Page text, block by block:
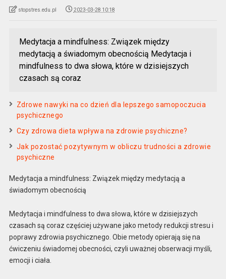
stopstres.edu.pl 2023-03-28 10:18
Medytacja a mindfulness: Związek między
medytacją a świadomym obecnością Medytacja i
mindfulness to dwa słowa, które w dzisiejszych
czasach są coraz
Zdrowe nawyki na co dzień dla lepszego samopoczucia
psychicznego
Czy zdrowa dieta wpływa na zdrowie psychiczne?
Jak pozostać pozytywnym w obliczu trudności a zdrowie
psychiczne
Medytacja a mindfulness: Związek między medytacją a
świadomym obecnością
Medytacja i mindfulness to dwa słowa, które w dzisiejszych
czasach są coraz częściej używane jako metody redukcji stresu i
poprawy zdrowia psychicznego. Obie metody opierają się na
ćwiczeniu świadomej obecności, czyli uważnej obserwacji myśli,
emocji i ciała.